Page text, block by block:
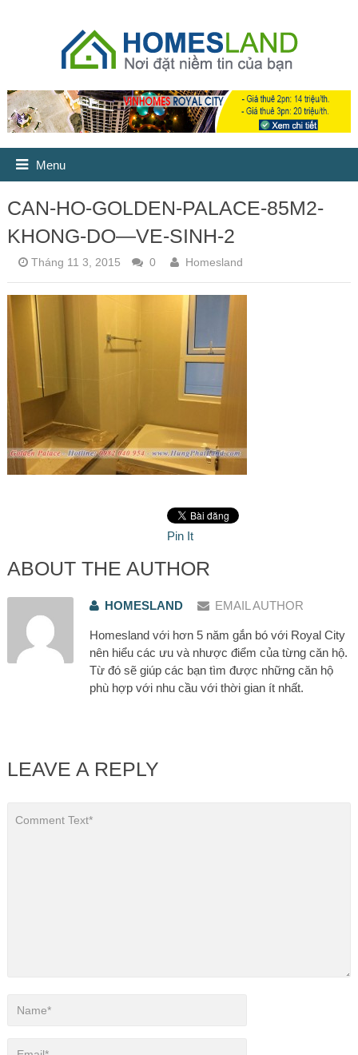
Menu
CAN-HO-GOLDEN-PALACE-85M2-
KHONG-DO—VE-SINH-2
Tháng 11 3, 2015 0 Homesland
Pin It
ABOUT THE AUTHOR
HOMESLAND EMAIL AUTHOR
Homesland với hơn 5 năm gắn bó với Royal City
nên hiểu các ưu và nhược điểm của từng căn hộ.
Từ đó sẽ giúp các bạn tìm được những căn hộ
phù hợp với nhu cầu với thời gian ít nhất.
LEAVE A REPLY